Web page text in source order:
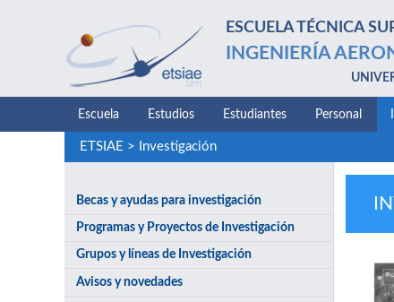
ESCUELA TÉCNICA
INGENIERÍA
Escuela Estudios Estudiantes Personal
ETSIAE > Investigación
Becas y ayudas para investigación
Programas y Proyectos de Investigación
Grupos y líneas de Investigación
Avisos y novedades